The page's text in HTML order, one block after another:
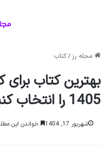
مجله رز/کتاب
بهترین کتاب برای
1405 را انتخاب کنید
شهریور 17, 1404 خواندن این مطلب 6 دقیقه زمان